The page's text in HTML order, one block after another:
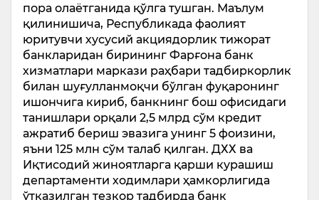
пора олаётганида қўлга тушган. Маълум
қилинишича, Республикада фаолият
юритувчи хусусий акциядорлик тижорат
банкларидан бирининг Фарғона банк
хизматлари маркази раҳбари тадбиркорлик
билан шуғулланмоқчи бўлган фуқаронинг
ишончига кириб, банкнинг бош офисидаги
танишлари орқали 2,5 млрд сўм кредит
ажратиб бериш эвазига унинг 5 фоизини,
яъни 125 млн сўм талаб қилган. ДХХ ва
Иқтисодий жиноятларга қарши курашиш
департаменти ходимлари ҳамкорлигида
ўтказилган тезкор тадбирда банк